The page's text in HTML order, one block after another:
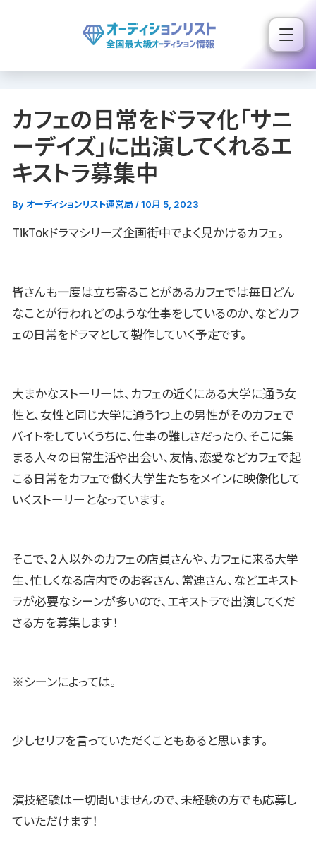
ス
カフェの日常をドラマ化「サニ
ーデイズ」に出演してくれるエ
キストラ募集中
By オーディションリスト運営局 /10月 5, 2023
TikTokドラマシリーズ企画街中でよく見かけるカフェ。
皆さんも一度は立ち寄ることがあるカフェでは毎日どん
なことが行われどのような仕事をしているのか、などカフ
ェの日常をドラマとして製作していく予定です。
大まかなストーリーは、カフェの近くにある大学に通う女
性と、女性と同じ大学に通う1つ上の男性がそのカフェで
バイトをしていくうちに、仕事の難しさだったり、そこに集
まる人々の日常生活や出会い、友情、恋愛などカフェで起
こる日常をカフェで働く大学生たちをメインに映像化して
いくストーリーとなっています。
そこで、2人以外のカフェの店員さんや、カフェに来る大学
生、忙しくなる店内でのお客さん、常連さん、などエキスト
ラが必要なシーンが多いので、エキストラで出演してくだ
さる方を募集します！
※シーンによっては。
少しセリフを言っていただくこともあると思います。
演技経験は一切問いませんので、未経験の方でも応募し
ていただけます！